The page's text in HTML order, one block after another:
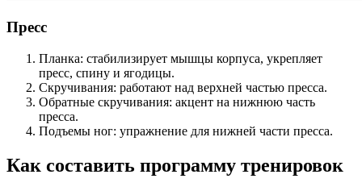
Пресс
Планка: стабилизирует мышцы корпуса, укрепляет
пресс, спину и ягодицы.
Скручивания: работают над верхней частью пресса.
Обратные скручивания: акцент на нижнюю часть
пресса.
Подъемы ног: упражнение для нижней части пресса.
Как составить программу тренировок